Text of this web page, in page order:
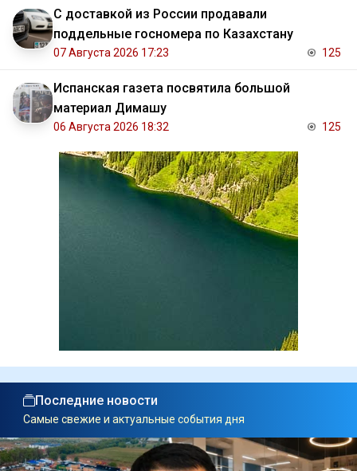
С доставкой из России продавали
поддельные госномера по Казахстану
07 Августа 2026 17:23 125
Испанская газета посвятила большой
материал Димашу
06 Августа 2026 18:32 125
Последние новости
Самые свежие и актуальные события дня